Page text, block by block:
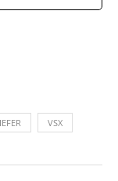
VSX